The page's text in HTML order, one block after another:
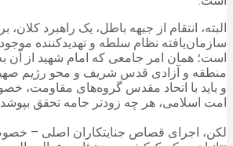
البته، انتقام از جبهه باطل، یک راهبرد
سازمان‌یافته‌ نظام سلطه و تهدیدکننده‌
است؛ همان امر جامعی که امام شهید از آن به
منطقه و آزادی قدس شریف و محو رژیم
و باید با اتحاد مقدس گروه‌های مقاومت،
امت اسلامی، هر چه زودتر جامه تحقق
لکن، اجرای قصاص جنایتکاران اصلی –